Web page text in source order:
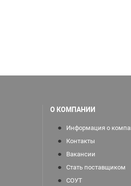
О КОМПАНИИ
Информация о
Контакты
Вакансии
Стать поставщиком
СОУТ